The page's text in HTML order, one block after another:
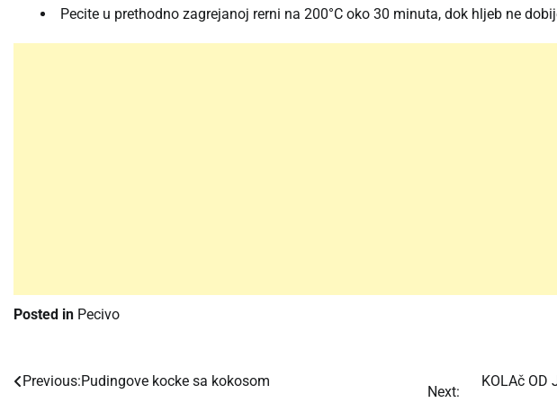
Pecite u prethodno zagrejanoj rerni na 200°C oko 30 minuta, dok hljeb ne
Posted in Pecivo
Post
Previous:Pudingove kocke sa kokosom
Next:
KOLAč OD